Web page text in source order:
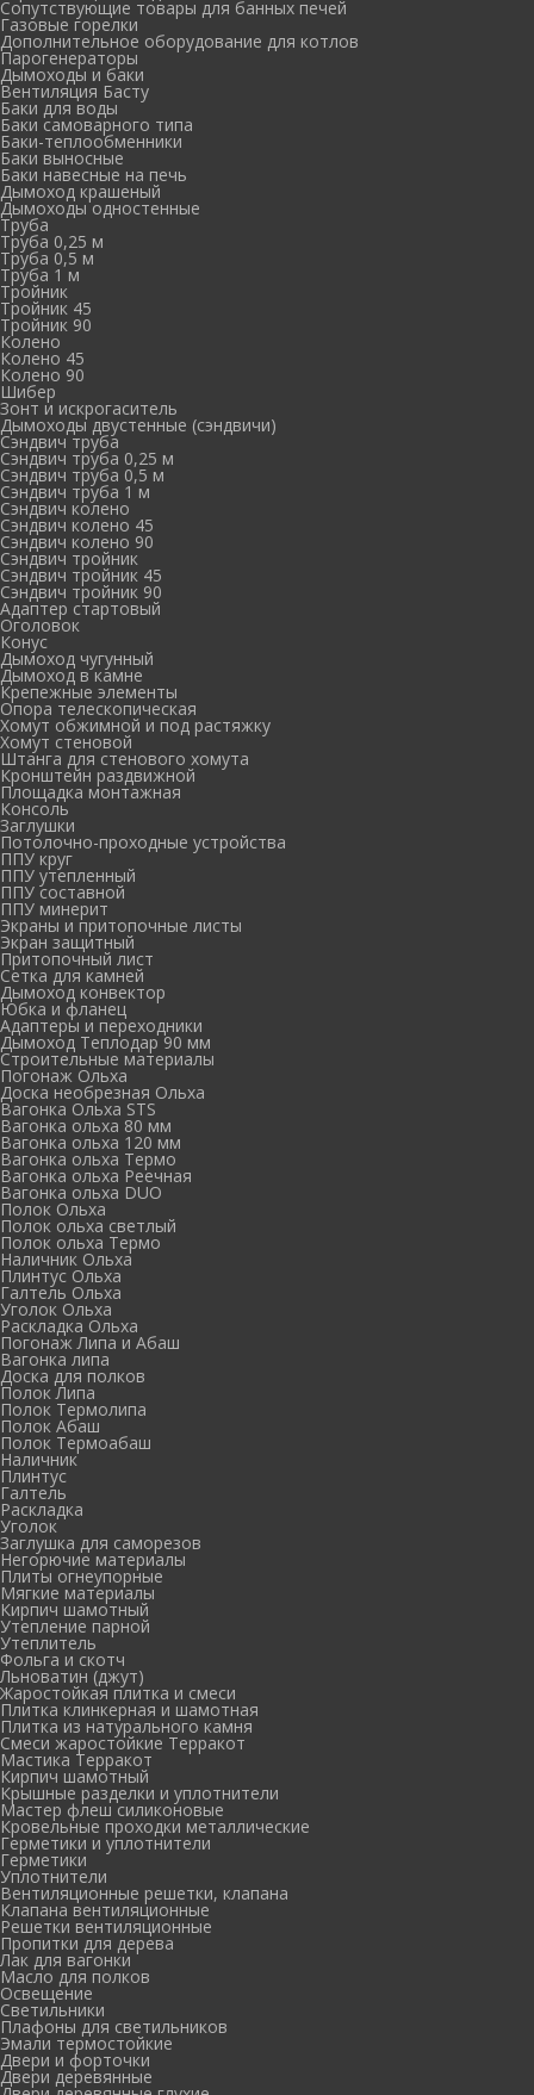
Сопутствующие товары для банных печей
Газовые горелки
Дополнительное оборудование для котлов
Парогенераторы
Дымоходы и баки
Вентиляция Басту
Баки для воды
Баки самоварного типа
Баки-теплообменники
Баки выносные
Баки навесные на печь
Дымоход крашеный
Дымоходы одностенные
Труба
Труба 0,25 м
Труба 0,5 м
Труба 1 м
Тройник
Тройник 45
Тройник 90
Колено
Колено 45
Колено 90
Шибер
Зонт и искрогаситель
Дымоходы двустенные (сэндвичи)
Сэндвич труба
Сэндвич труба 0,25 м
Сэндвич труба 0,5 м
Сэндвич труба 1 м
Сэндвич колено
Сэндвич колено 45
Сэндвич колено 90
Сэндвич тройник
Сэндвич тройник 45
Сэндвич тройник 90
Адаптер стартовый
Оголовок
Конус
Дымоход чугунный
Дымоход в камне
Крепежные элементы
Опора телескопическая
Хомут обжимной и под растяжку
Хомут стеновой
Штанга для стенового хомута
Кронштейн раздвижной
Площадка монтажная
Консоль
Заглушки
Потолочно-проходные устройства
ППУ круг
ППУ утепленный
ППУ составной
ППУ минерит
Экраны и притопочные листы
Экран защитный
Притопочный лист
Сетка для камней
Дымоход конвектор
Юбка и фланец
Адаптеры и переходники
Дымоход Теплодар 90 мм
Cтроительные материалы
Погонаж Ольха
Доска необрезная Ольха
Вагонка Ольха STS
Вагонка ольха 80 мм
Вагонка ольха 120 мм
Вагонка ольха Термо
Вагонка ольха Реечная
Вагонка ольха DUO
Полок Ольха
Полок ольха светлый
Полок ольха Термо
Наличник Ольха
Плинтус Ольха
Галтель Ольха
Уголок Ольха
Раскладка Ольха
Погонаж Липа и Абаш
Вагонка липа
Доска для полков
Полок Липа
Полок Термолипа
Полок Абаш
Полок Термоабаш
Наличник
Плинтус
Галтель
Раскладка
Уголок
Заглушка для саморезов
Негорючие материалы
Плиты огнеупорные
Мягкие материалы
Кирпич шамотный
Утепление парной
Утеплитель
Фольга и скотч
Льноватин (джут)
Жаростойкая плитка и смеси
Плитка клинкерная и шамотная
Плитка из натурального камня
Смеси жаростойкие Терракот
Мастика Терракот
Кирпич шамотный
Крышные разделки и уплотнители
Мастер флеш силиконовые
Кровельные проходки металлические
Герметики и уплотнители
Герметики
Уплотнители
Вентиляционные решетки, клапана
Клапана вентиляционные
Решетки вентиляционные
Пропитки для дерева
Лак для вагонки
Масло для полков
Освещение
Светильники
Плафоны для светильников
Эмали термостойкие
Двери и форточки
Двери деревянные